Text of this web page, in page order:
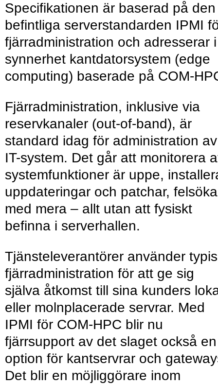
Specifikationen är baserad på den
befintliga serverstandarden IPMI
fjärradministration och adresserar i
synnerhet kantdatorsystem (edge
computing) baserade på COM-
Fjärradministration, inklusive via
reservkanaler (out-of-band), är
standard idag för administration av
IT-system. Det går att monitorera
systemfunktioner är uppe,
uppdateringar och patchar,
med mera – allt utan att fysiskt
befinna i serverhallen.
Tjänsteleverantörer använder
fjärradministration för att ge sig
själva åtkomst till sina kunders
eller molnplacerade servrar. Med
IPMI för COM-HPC blir nu
fjärrsupport av det slaget också en
option för kantservrar och
Det blir en möjliggörare inom